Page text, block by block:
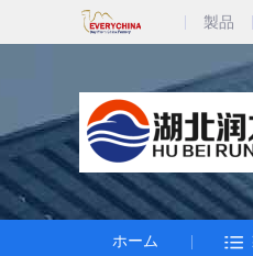
製品
ホーム